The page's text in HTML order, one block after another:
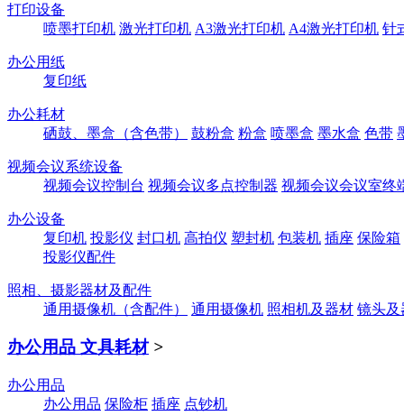
打印设备
喷墨打印机 激光打印机 A3激光打印机 A4激光打印机 针
办公用纸
复印纸
办公耗材
硒鼓、墨盒（含色带）
鼓粉盒 粉盒 喷墨盒 墨水盒 色带
视频会议系统设备
视频会议控制台 视频会议多点控制器 视频会议会议室终
办公设备
复印机 投影仪 封口机 高拍仪 塑封机 包装机 插座 保险箱
投影仪配件
照相、摄影器材及配件
通用摄像机（含配件）
通用摄像机 照相机及器材 镜头及
办公用品 文具耗材 >
办公用品
办公用品 保险柜 插座 点钞机